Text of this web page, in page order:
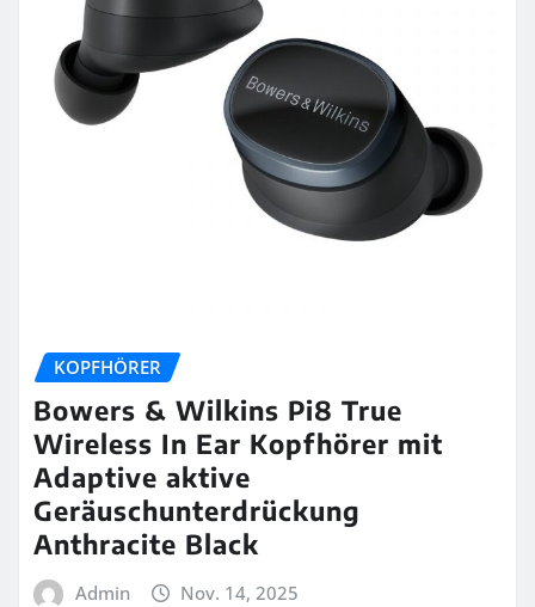
KOPFHÖRER
Bowers & Wilkins Pi8 True
Wireless In Ear Kopfhörer mit
Adaptive aktive
Geräuschunterdrückung
Anthracite Black
Admin Nov. 14, 2025